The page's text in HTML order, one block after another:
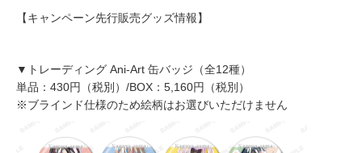
【キャンペーン先行販売グッズ情報】
▼トレーディング Ani-Art 缶バッジ（全12種）
単品：430円（税別）/BOX：5,160円（税別）
※ブラインド仕様のため絵柄はお選びいただけません